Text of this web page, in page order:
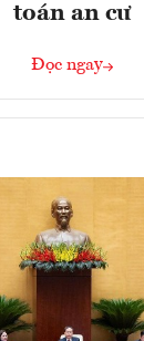
toán an cư
Đọc ngay